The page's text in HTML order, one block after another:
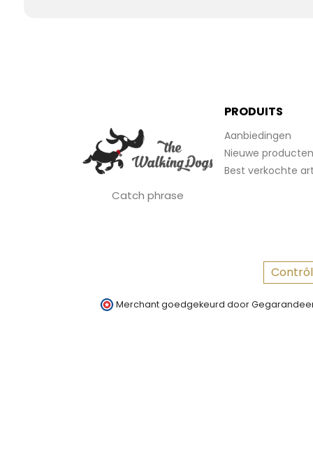
Catch phrase
PRODUITS
Aanbiedingen
Nieuwe producten
Best verkochte
Merchant goedgekeurd door